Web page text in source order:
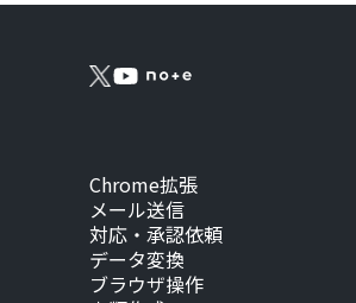
Chrome拡張
メール送信
対応・承認依頼
データ変換
ブラウザ操作